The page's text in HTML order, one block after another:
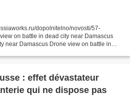
dopolnitelno/novosti/57-
on battle in dead city near Damascus
near Damascus Drone view on battle in
: effet dévastateur
qui ne dispose pas